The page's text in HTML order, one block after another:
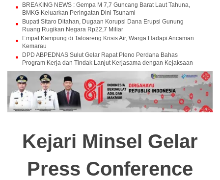
BREAKING NEWS : Gempa M 7,7 Guncang Barat Laut Tahuna,
BMKG Keluarkan Peringatan Dini Tsunami
Bupati Sitaro Ditahan, Dugaan Korupsi Dana Erupsi Gunung
Ruang Rugikan Negara Rp22,7 Miliar
Empat Kampung di Tatoareng Krisis Air, Warga Hadapi Ancaman
Kemarau
DPD ABPEDNAS Sulut Gelar Rapat Pleno Perdana Bahas
Program Kerja dan Tindak Lanjut Kerjasama dengan Kejaksaan
Kejari Minsel Gelar
Press Conference